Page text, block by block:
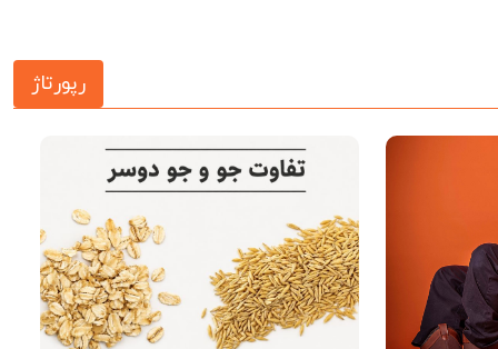
رپورتاژ